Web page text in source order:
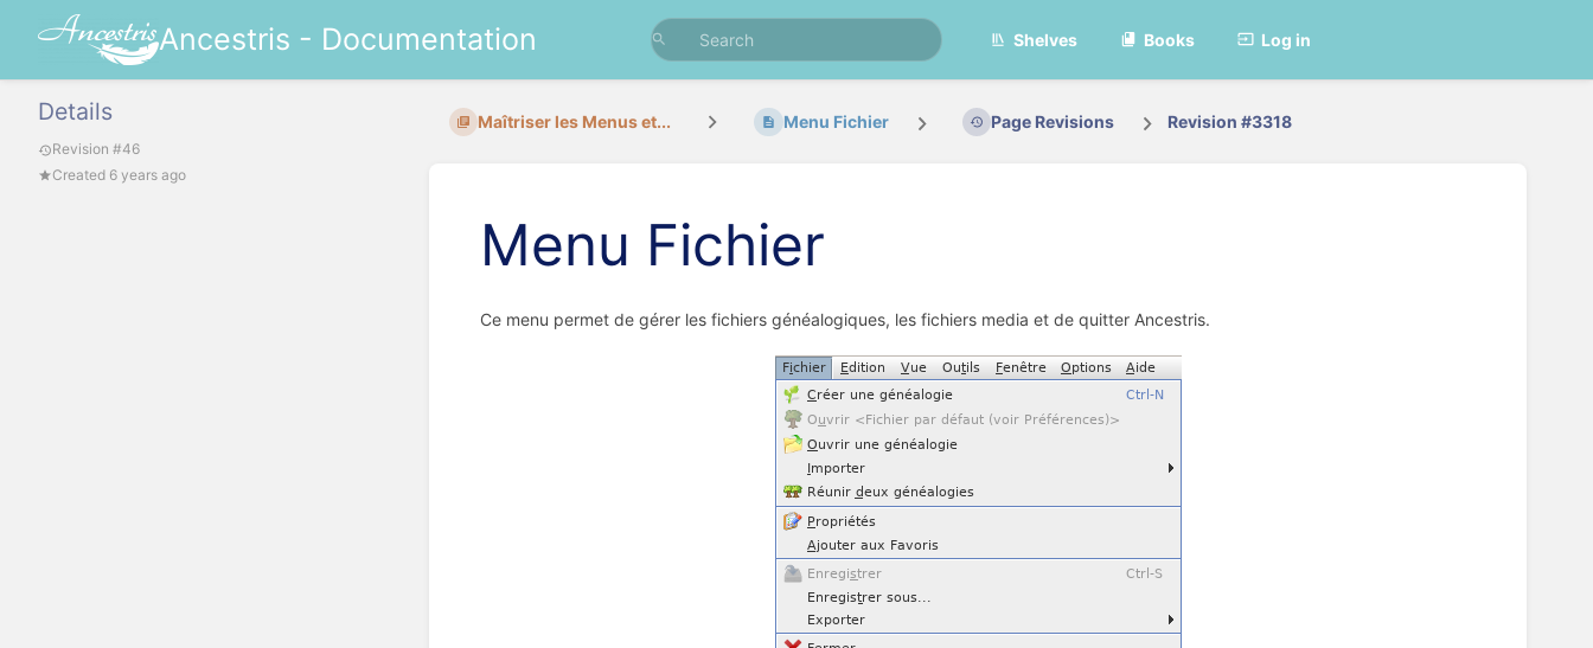
Ancestris - Documentation Shelves Books Log in
Details
Revision #46
Created 6 years ago
Maîtriser les Menus et... Menu Fichier Page Revisions Revision #3318
Menu Fichier
Ce menu permet de gérer les fichiers généalogiques, les fichiers media et de quitter Ancestris.